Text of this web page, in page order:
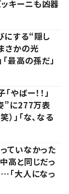
キーニも凶器
する“隠し
さかの光
最高の孫だ」
やばー！！」
”に277万表
」「な、なる
ていなかった
高と同じだっ
大人になっ